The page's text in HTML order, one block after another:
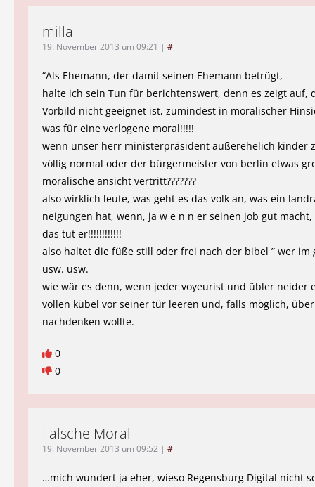
milla
19. November 2013 um 09:21 | #
“Als Ehemann, der damit seinen Ehemann betrügt,
halte ich sein Tun für berichtenswert, denn es zeigt auf,
Vorbild nicht geeignet ist, zumindest in moralischer
was für eine verlogene moral!!!!!
wenn unser herr ministerpräsident außerehelich kinder
völlig normal oder der bürgermeister von berlin etwas
moralische ansicht vertritt???????
also wirklich leute, was geht es das volk an, was ein
neigungen hat, wenn, ja w e n n er seinen job gut
das tut er!!!!!!!!!!!!
also haltet die füße still oder frei nach der bibel ” wer im
usw. usw.
wie wär es denn, wenn jeder voyeurist und übler neider
vollen kübel vor seiner tür leeren und, falls möglich,
nachdenken wollte.
0
0
Falsche Moral
19. November 2013 um 09:52 | #
…mich wundert ja eher, wieso Regensburg Digital nicht